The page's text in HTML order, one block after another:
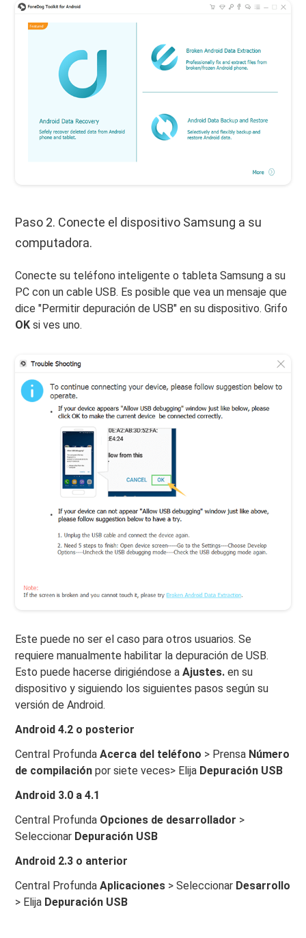
Paso 2. Conecte el dispositivo Samsung a su
computadora.
Conecte su teléfono inteligente o tableta Samsung a su
PC con un cable USB. Es posible que vea un mensaje que
dice "Permitir depuración de USB" en su dispositivo. Grifo
OKsi ves uno.
Este puede no ser el caso para otros usuarios. Se
requiere manualmente habilitar la depuración de USB.
Esto puede hacerse dirigiéndose aAjustes.en su
dispositivo y siguiendo los siguientes pasos según su
versión de Android.
Android 4.2 o posterior
Central ProfundaAcerca del teléfono > Prensa Número
de compilaciónpor siete veces> Elija Depuración USB
Android 3.0 a 4.1
Central Profunda Opciones de desarrollador >
Seleccionar Depuración USB
Android 2.3 o anterior
Central ProfundaAplicaciones > Seleccionar Desarrollo
> Elija Depuración USB